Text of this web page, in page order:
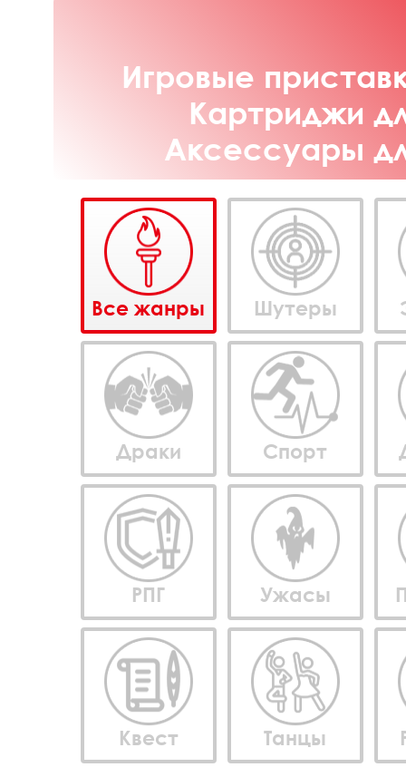
Игровые
Картриджи
Аксессуары
Все жанры Шутеры
Драки Спорт
РПГ Ужасы
Квест Танцы